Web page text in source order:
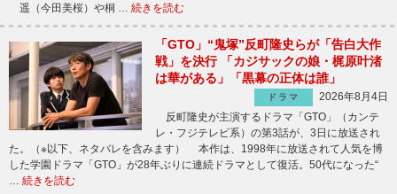
遥（今田美桜）や桐 … 続きを読む
「GTO」“鬼塚”反町隆史らが「告白大作
戦」を決行 「カジサックの娘・梶原叶渚
は華がある」「黒幕の正体は誰」
ドラマ
2026年8月4日
反町隆史が主演するドラマ「GTO」（カンテ
レ・フジテレビ系）の第3話が、3日に放送され
た。（※以下、ネタバレを含みます） 本作は、1998年に放送されて人気を博
した学園ドラマ「GTO」が28年ぶりに連続ドラマとして復活。50代になった“
続きを読む